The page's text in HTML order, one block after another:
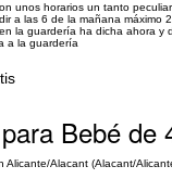
unos horarios un tanto
a las 6 de la mañana máximo
la guardería ha dicha ahora y
a la guardería
Bebé de
Alicante/Alacant (Alacant/